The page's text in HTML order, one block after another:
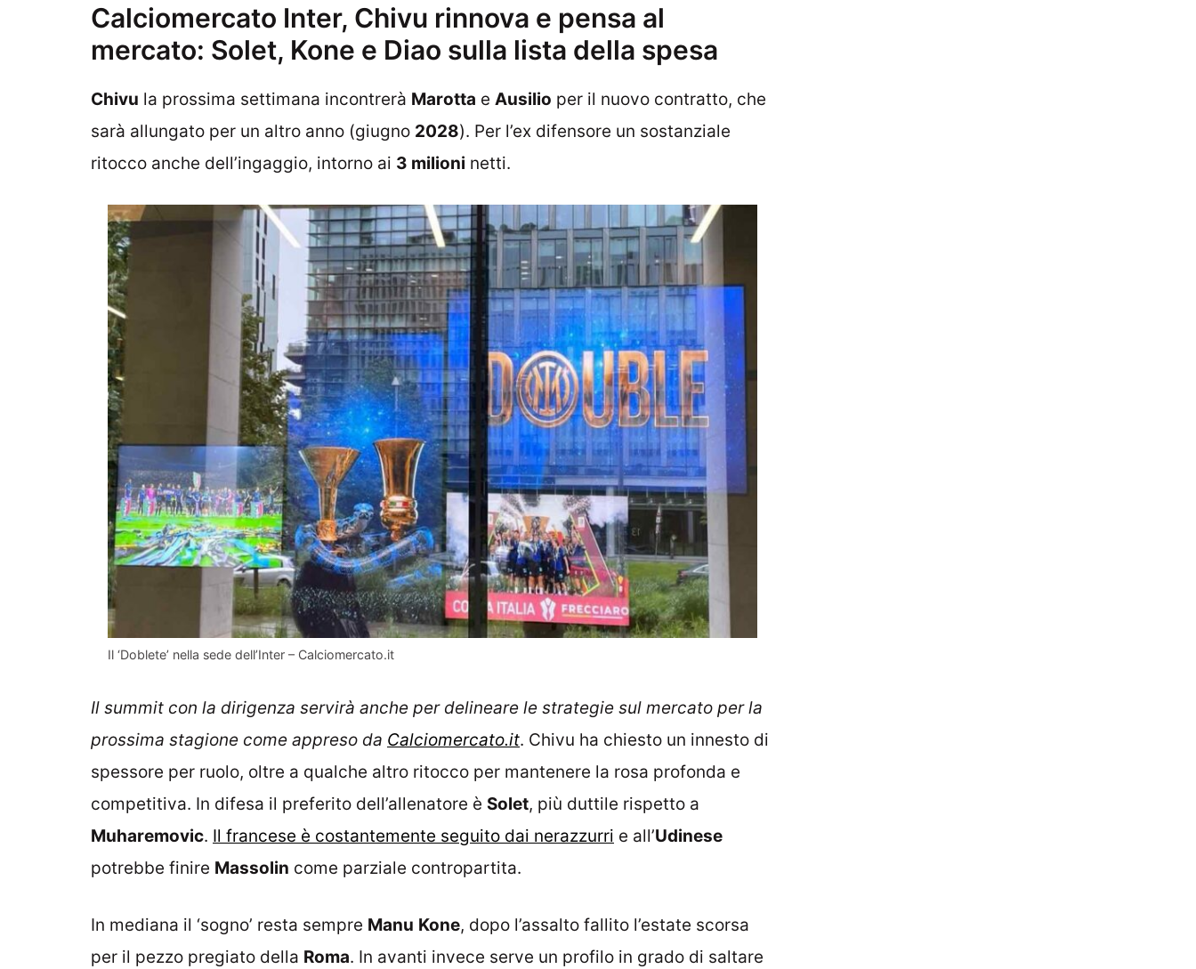
Calciomercato Inter, Chivu rinnova e pensa al
mercato: Solet, Kone e Diao sulla lista della spesa
Chivu la prossima settimana incontrerà Marotta e Ausilio per il nuovo contratto, che
sarà allungato per un altro anno (giugno 2028). Per l’ex difensore un sostanziale
ritocco anche dell’ingaggio, intorno ai 3 milioni netti.
Il ‘Doblete’ nella sede dell’Inter – Calciomercato.it
Il summit con la dirigenza servirà anche per delineare le strategie sul mercato per la
prossima stagione come appreso da Calciomercato.it. Chivu ha chiesto un innesto di
spessore per ruolo, oltre a qualche altro ritocco per mantenere la rosa profonda e
competitiva. In difesa il preferito dell’allenatore è Solet, più duttile rispetto a
Muharemovic. Il francese è costantemente seguito dai nerazzurri e all’Udinese
potrebbe finire Massolin come parziale contropartita.
In mediana il ‘sogno’ resta sempre Manu Kone, dopo l’assalto fallito l’estate scorsa
per il pezzo pregiato della Roma. In avanti invece serve un profilo in grado di saltare